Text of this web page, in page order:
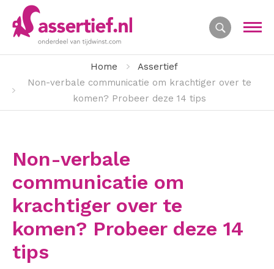
Home
Assertief
Non-verbale communicatie om krachtiger over te
komen? Probeer deze 14 tips
Non-verbale
communicatie om
krachtiger over te
komen? Probeer deze 14
tips